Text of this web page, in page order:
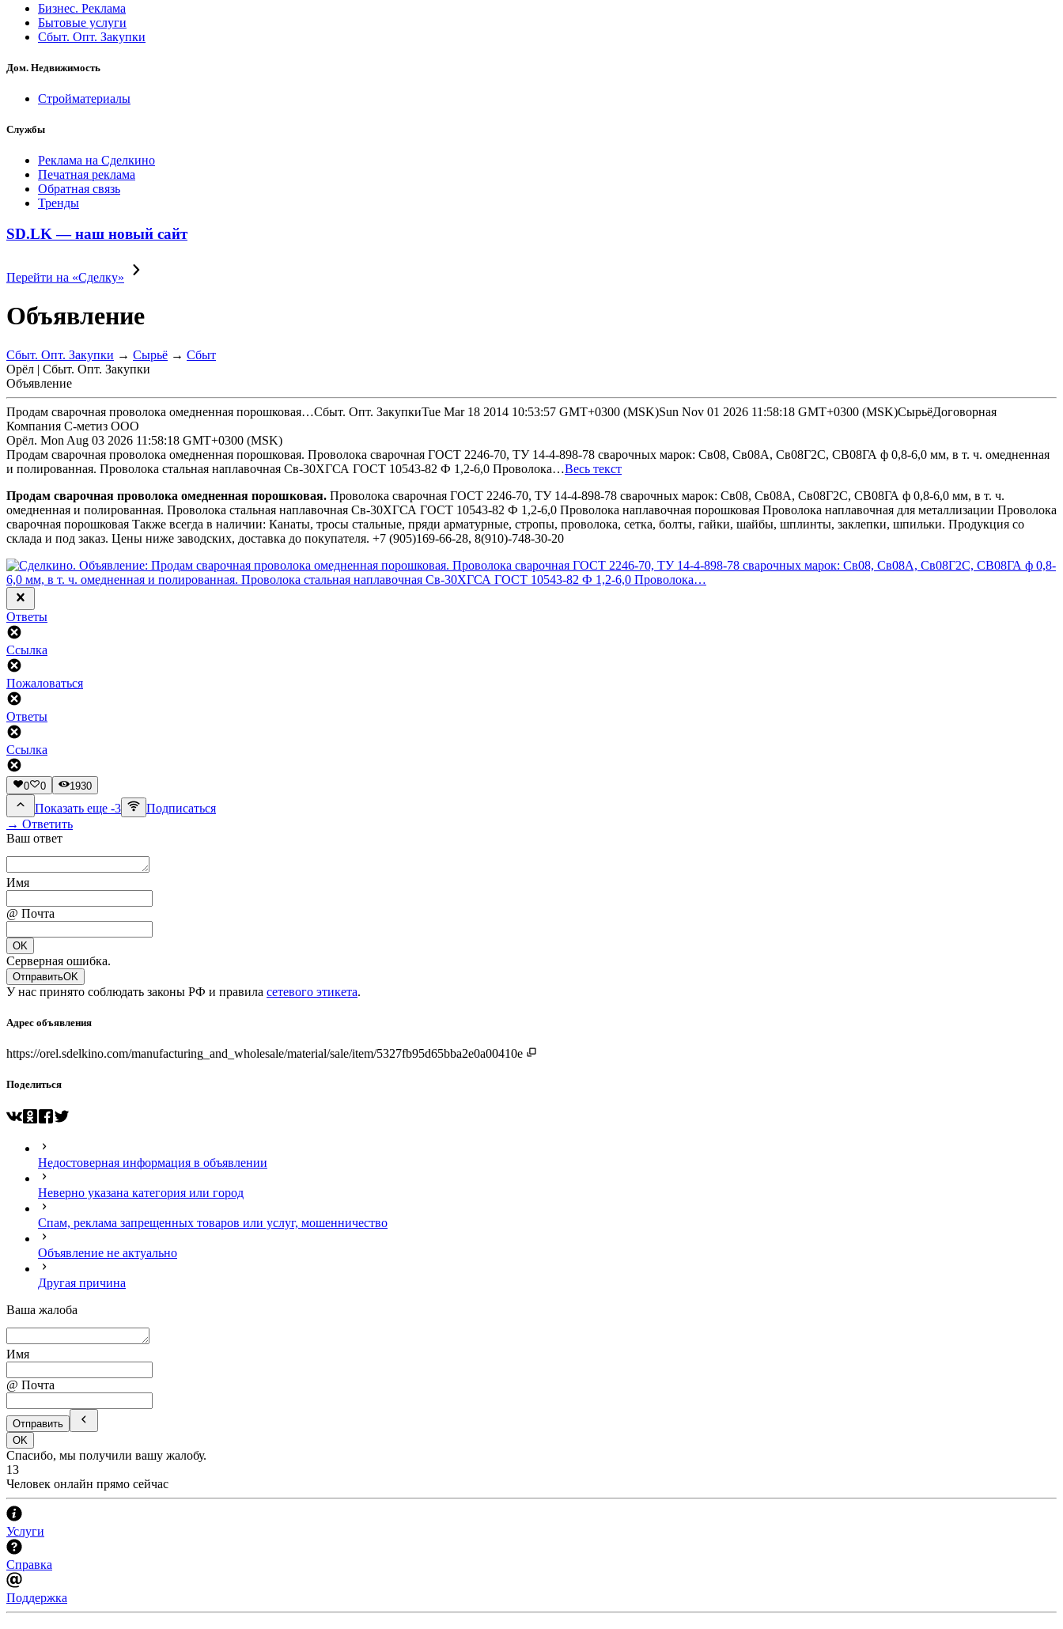
Бизнес. Реклама
Бытовые услуги
Сбыт. Опт. Закупки
Дом. Недвижимость
Стройматериалы
Службы
Реклама на Сделкино
Печатная реклама
Обратная связь
Тренды
SD.LK — наш новый сайт
Перейти на «Сделку»
Объявление
Сбыт. Опт. Закупки → Сырьё → Сбыт
Орёл | Сбыт. Опт. Закупки
Объявление
Продам сварочная проволока омедненная порошковая…Сбыт. Опт. ЗакупкиTue Mar 18 2014 10:53:57 GMT+0300 (MSK)Sun Nov 01 2026 11:58:18 GMT+0300 (MSK)СырьёДоговорная
Компания С-метиз ООО
Орёл. Mon Aug 03 2026 11:58:18 GMT+0300 (MSK)
Продам сварочная проволока омедненная порошковая. Проволока сварочная ГОСТ 2246-70, ТУ 14-4-898-78 сварочных марок: Св08, Св08А, Св08Г2С, СВ08ГА ф 0,8-6,0 мм, в т. ч. омедненная
и полированная. Проволока стальная наплавочная Св-30ХГСА ГОСТ 10543-82 Ф 1,2-6,0 Проволока…Весь текст
Продам сварочная проволока омедненная порошковая. Проволока сварочная ГОСТ 2246-70, ТУ 14-4-898-78 сварочных марок: Св08, Св08А, Св08Г2С, СВ08ГА ф 0,8-6,0 мм, в т. ч.
омедненная и полированная. Проволока стальная наплавочная Св-30ХГСА ГОСТ 10543-82 Ф 1,2-6,0 Проволока наплавочная порошковая Проволока наплавочная для металлизации Проволока
сварочная порошковая Также всегда в наличии: Канаты, тросы стальные, пряди арматурные, стропы, проволока, сетка, болты, гайки, шайбы, шплинты, заклепки, шпильки. Продукция со
склада и под заказ. Цены ниже заводских, доставка до покупателя. +7 (905)169-66-28, 8(910)-748-30-20
Ответы
Ссылка
Пожаловаться
Ответы
Ссылка
0 0 1930
Показать еще -3
Подписаться
→ Ответить
Ваш ответ
Имя
@ Почта
OK
Серверная ошибка.
ОтправитьOK
У нас принято соблюдать законы РФ и правила сетевого этикета.
Адрес объявления
https://orel.sdelkino.com/manufacturing_and_wholesale/material/sale/item/5327fb95d65bba2e0a00410e
Поделиться
Недостоверная информация в объявлении
Неверно указана категория или город
Спам, реклама запрещенных товаров или услуг, мошенничество
Объявление не актуально
Другая причина
Ваша жалоба
Имя
@ Почта
Отправить
OK
Спасибо, мы получили вашу жалобу.
13
Человек онлайн прямо сейчас
Услуги
Справка
Поддержка